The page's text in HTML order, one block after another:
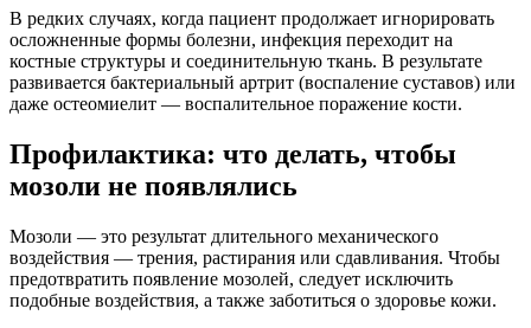
В редких случаях, когда пациент продолжает игнорировать
осложненные формы болезни, инфекция переходит на
костные структуры и соединительную ткань. В результате
развивается бактериальный артрит (воспаление суставов) или
даже остеомиелит — воспалительное поражение кости.
Профилактика: что делать, чтобы
мозоли не появлялись
Мозоли — это результат длительного механического
воздействия — трения, растирания или сдавливания. Чтобы
предотвратить появление мозолей, следует исключить
подобные воздействия, а также заботиться о здоровье кожи.